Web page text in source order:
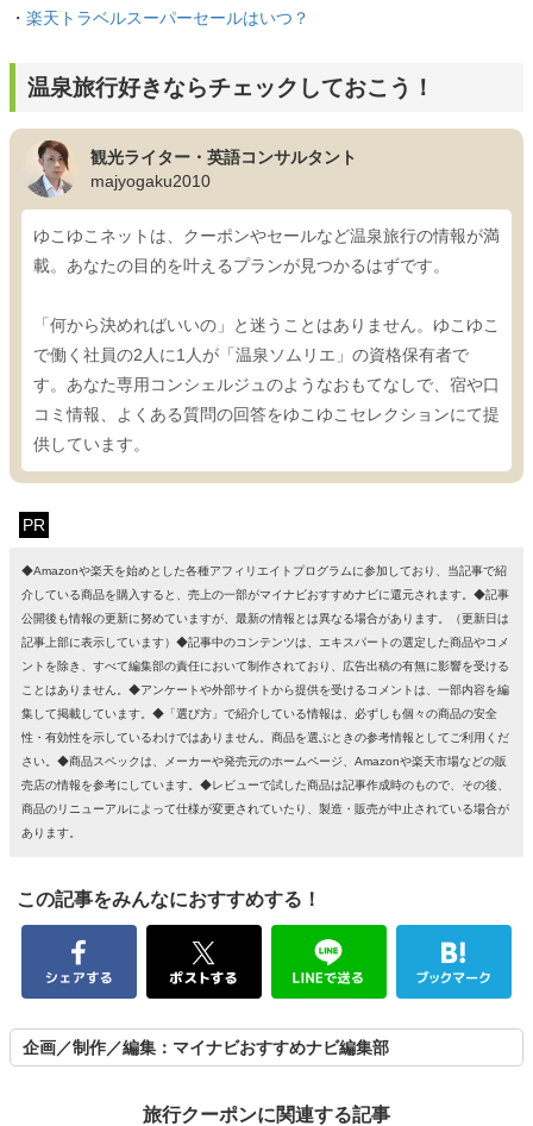
・ 楽天トラベルスーパーセールはいつ？
温泉旅行好きならチェックしておこう！
観光ライター・英語コンサルタント
majyogaku2010
ゆこゆこネットは、クーポンやセールなど温泉旅行の情報が満
載。あなたの目的を叶えるプランが見つかるはずです。
「何から決めればいいの」と迷うことはありません。ゆこゆこ
で働く社員の2人に1人が「温泉ソムリエ」の資格保有者で
す。あなた専用コンシェルジュのようなおもてなしで、宿や口
コミ情報、よくある質問の回答をゆこゆこセレクションにて提
供しています。
PR
◆Amazonや楽天を始めとした各種アフィリエイトプログラムに参加しており、当記事で紹
介している商品を購入すると、売上の一部がマイナビおすすめナビに還元されます。◆記事
公開後も情報の更新に努めていますが、最新の情報とは異なる場合があります。（更新日は
記事上部に表示しています）◆記事中のコンテンツは、エキスパートの選定した商品やコメ
ントを除き、すべて編集部の責任において制作されており、広告出稿の有無に影響を受ける
ことはありません。◆アンケートや外部サイトから提供を受けるコメントは、一部内容を編
集して掲載しています。◆「選び方」で紹介している情報は、必ずしも個々の商品の安全
性・有効性を示しているわけではありません。商品を選ぶときの参考情報としてご利用くだ
さい。◆商品スペックは、メーカーや発売元のホームページ、Amazonや楽天市場などの販
売店の情報を参考にしています。◆レビューで試した商品は記事作成時のもので、その後、
商品のリニューアルによって仕様が変更されていたり、製造・販売が中止されている場合が
あります。
この記事をみんなにおすすめする！
企画／制作／編集：マイナビおすすめナビ編集部
旅行クーポンに関連する記事